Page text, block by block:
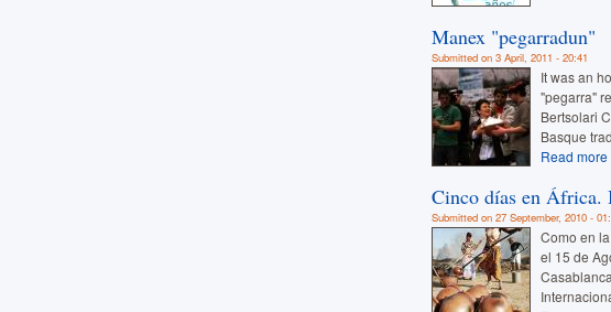
Manex "pegarradun"
Submitted on 3 April, 2011 - 20:41
It was an
"pegarra"
Bertsolari
Basque
Read more
Cinco días en África.
Submitted on 27 September, 2010 -
Como en
el 15 de